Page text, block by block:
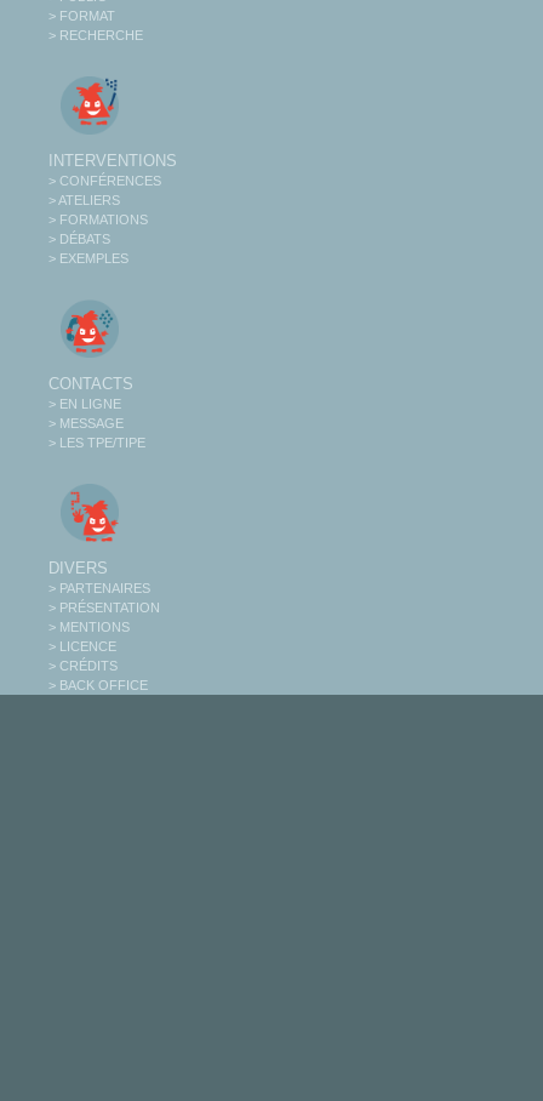
> FORMAT
> RECHERCHE
INTERVENTIONS
> CONFÉRENCES
> ATELIERS
> FORMATIONS
> DÉBATS
> EXEMPLES
CONTACTS
> EN LIGNE
> MESSAGE
> LES TPE/TIPE
DIVERS
> PARTENAIRES
> PRÉSENTATION
> MENTIONS
> LICENCE
> CRÉDITS
> BACK OFFICE